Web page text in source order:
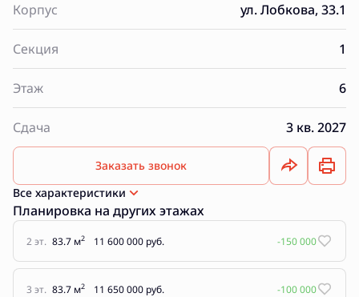
Корпус ул. Лобкова, 33.1
Секция 1
Этаж 6
Сдача 3 кв. 2027
Заказать звонок
Все характеристики
Планировка на других этажах
2 эт. 83.7 м2 11 600 000 руб. -150 000
3 эт. 83.7 м2 11 650 000 руб. -100 000